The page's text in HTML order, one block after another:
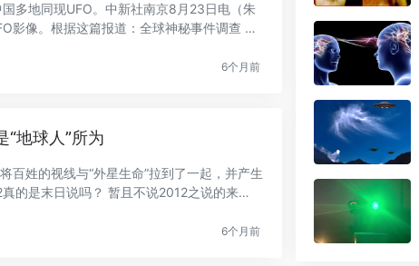
多地同现UFO。中新社南京8月23日电（朱
影像。根据这篇报道：全球神秘事件调查 中
6个月前
“地球人”所为
百姓的视线与“外星生命”拉到了一起，并产生
的是末日说吗？ 暂且不说2012之说的来
6个月前